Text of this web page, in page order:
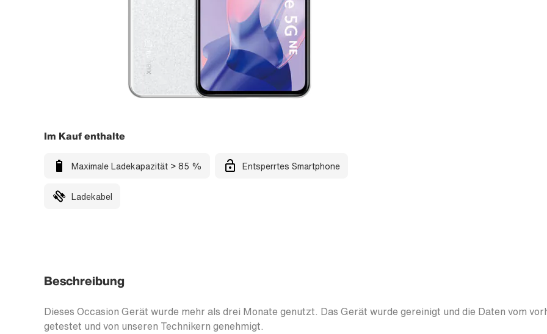
Im Kauf enthalte
Maximale Ladekapazität > 85 % Entsperrtes Smartphone
Ladekabel
Beschreibung
Dieses Occasion Gerät wurde mehr als drei Monate genutzt. Das Gerät wurde gereinigt und die Daten vom
getestet und von unseren Technikern genehmigt.